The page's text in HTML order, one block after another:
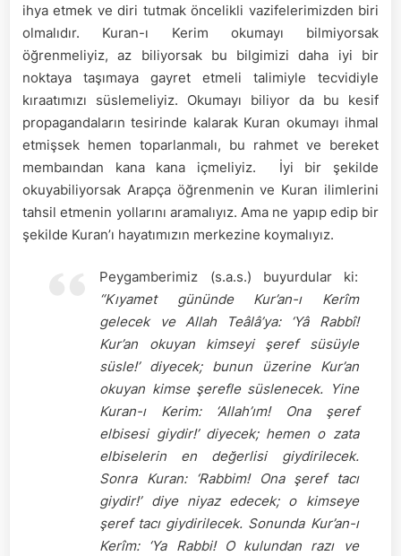
ihya etmek ve diri tutmak öncelikli vazifelerimizden biri
olmalıdır. Kuran-ı Kerim okumayı bilmiyorsak
öğrenmeliyiz, az biliyorsak bu bilgimizi daha iyi bir
noktaya taşımaya gayret etmeli talimiyle tecvidiyle
kıraatımızı süslemeliyiz. Okumayı biliyor da bu kesif
propagandaların tesirinde kalarak Kuran okumayı ihmal
etmişsek hemen toparlanmalı, bu rahmet ve bereket
membaından kana kana içmeliyiz. İyi bir şekilde
okuyabiliyorsak Arapça öğrenmenin ve Kuran ilimlerini
tahsil etmenin yollarını aramalıyız. Ama ne yapıp edip bir
şekilde Kuran’ı hayatımızın merkezine koymalıyız.
Peygamberimiz (s.a.s.) buyurdular ki:
“Kıyamet gününde Kur’an-ı Kerîm
gelecek ve Allah Teâlâ’ya: ‘Yâ Rabbî!
Kur’an okuyan kimseyi şeref süsüyle
süsle!’ diyecek; bunun üzerine Kur’an
okuyan kimse şerefle süslenecek. Yine
Kuran-ı Kerim: ‘Allah’ım! Ona şeref
elbisesi giydir!’ diyecek; hemen o zata
elbiselerin en değerlisi giydirilecek.
Sonra Kuran: ‘Rabbim! Ona şeref tacı
giydir!’ diye niyaz edecek; o kimseye
şeref tacı giydirilecek. Sonunda Kur’an-ı
Kerîm: ‘Ya Rabbi! O kulundan razı ve